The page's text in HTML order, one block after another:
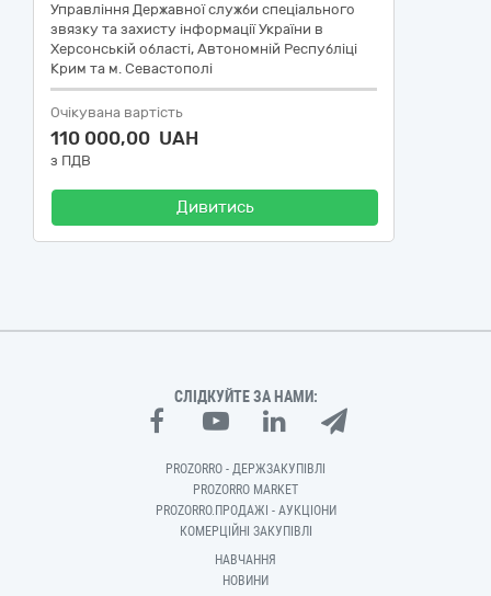
Управління Державної служби спеціального
звязку та захисту інформації України в
Херсонській області, Автономній Республіці
Крим та м. Севастополі
Очікувана вартість
110 000,00 UAH
з ПДВ
Дивитись
СЛІДКУЙТЕ ЗА НАМИ:
PROZORRO - ДЕРЖЗАКУПІВЛІ
PROZORRO MARKET
PROZORRO.ПРОДАЖІ - АУКЦІОНИ
КОМЕРЦІЙНІ ЗАКУПІВЛІ
НАВЧАННЯ
НОВИНИ